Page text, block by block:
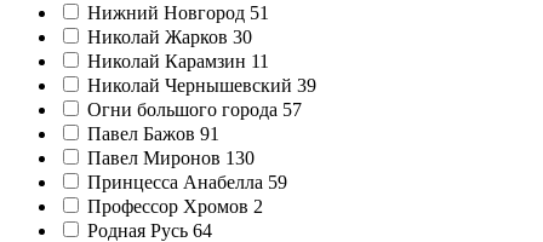
Нижний Новгород 51
Николай Жарков 30
Николай Карамзин 11
Николай Чернышевский 39
Огни большого города 57
Павел Бажов 91
Павел Миронов 130
Принцесса Анабелла 59
Профессор Хромов 2
Родная Русь 64